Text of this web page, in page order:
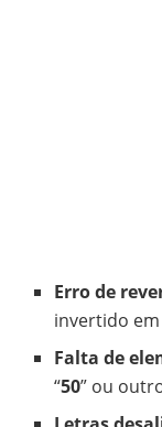
Erro de
invertido
Falta de
“50” ou